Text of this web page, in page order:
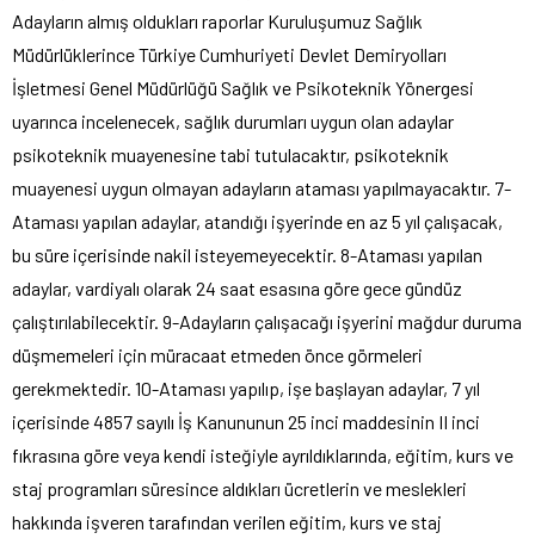
Adayların almış oldukları raporlar Kuruluşumuz Sağlık
Müdürlüklerince Türkiye Cumhuriyeti Devlet Demiryolları
İşletmesi Genel Müdürlüğü Sağlık ve Psikoteknik Yönergesi
uyarınca incelenecek, sağlık durumları uygun olan adaylar
psikoteknik muayenesine tabi tutulacaktır, psikoteknik
muayenesi uygun olmayan adayların ataması yapılmayacaktır. 7-
Ataması yapılan adaylar, atandığı işyerinde en az 5 yıl çalışacak,
bu süre içerisinde nakil isteyemeyecektir. 8-Ataması yapılan
adaylar, vardiyalı olarak 24 saat esasına göre gece gündüz
çalıştırılabilecektir. 9-Adayların çalışacağı işyerini mağdur duruma
düşmemeleri için müracaat etmeden önce görmeleri
gerekmektedir. 10-Ataması yapılıp, işe başlayan adaylar, 7 yıl
içerisinde 4857 sayılı İş Kanununun 25 inci maddesinin II inci
fıkrasına göre veya kendi isteğiyle ayrıldıklarında, eğitim, kurs ve
staj programları süresince aldıkları ücretlerin ve meslekleri
hakkında işveren tarafından verilen eğitim, kurs ve staj